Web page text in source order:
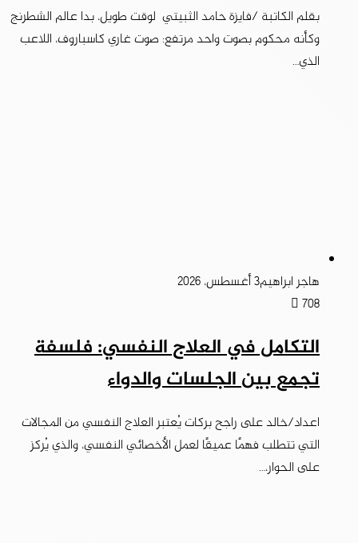
بقلم الكاتبة /فايزة حامد الثبيتي لوقت طويل، بدا عالم الشطرنج
وكأنه محكوم بصوت واحد مرتفع: صوت غاري كاسباروف، اللاعب
الذي…
هاجر ابراهيم3 أغسطس، 2026
708
التكامل في العلاج النفسي: فلسفة
تجمع بين الجلسات والدواء
اعداد/خالد على راجح بركات يُعتبر العلاج النفسي من المجالات
التي تتطلب فهمًا عميقًا لعمل الأخصائي النفسي، والذي يُركز
على الحوار،…